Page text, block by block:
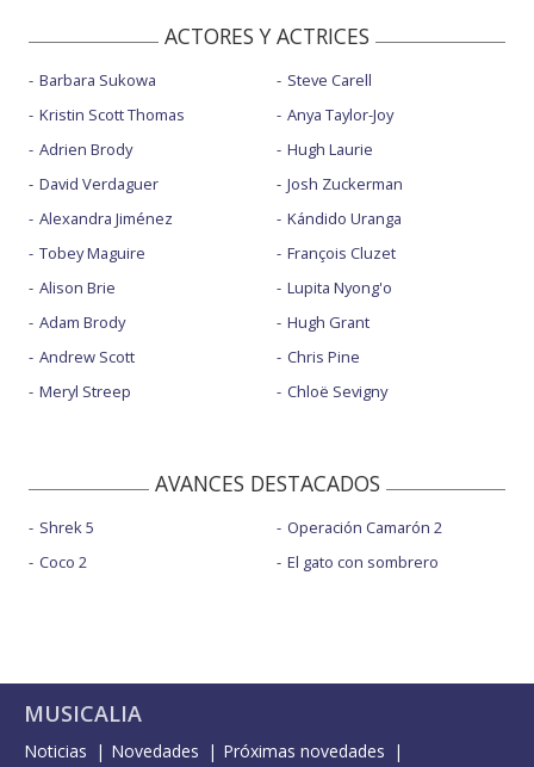
ACTORES Y ACTRICES
Barbara Sukowa
Kristin Scott Thomas
Adrien Brody
David Verdaguer
Alexandra Jiménez
Tobey Maguire
Alison Brie
Adam Brody
Andrew Scott
Meryl Streep
Steve Carell
Anya Taylor-Joy
Hugh Laurie
Josh Zuckerman
Kándido Uranga
François Cluzet
Lupita Nyong'o
Hugh Grant
Chris Pine
Chloë Sevigny
AVANCES DESTACADOS
Shrek 5
Coco 2
Operación Camarón 2
El gato con sombrero
MUSICALIA
Noticias Novedades
Próximas novedades